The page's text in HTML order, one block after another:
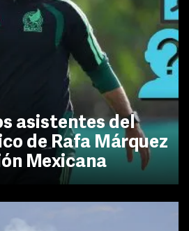
asistentes del
de Rafa Márquez
Mexicana